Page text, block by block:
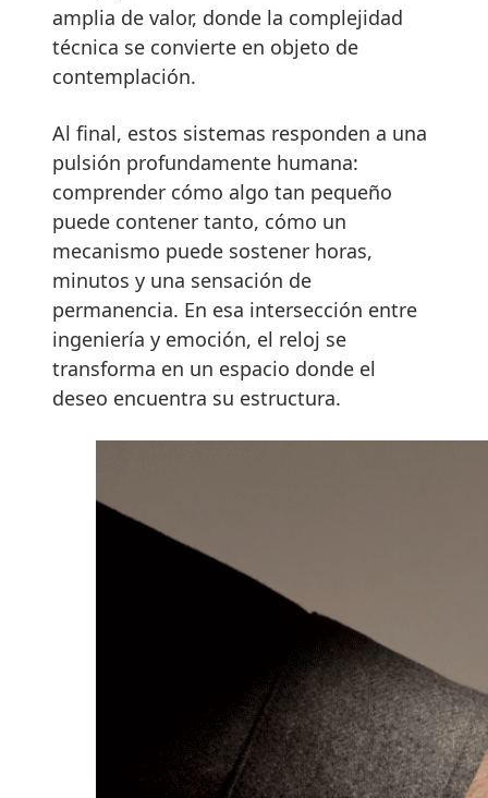
amplia de valor, donde la complejidad
técnica se convierte en objeto de
contemplación.
Al final, estos sistemas responden a una
pulsión profundamente humana:
comprender cómo algo tan pequeño
puede contener tanto, cómo un
mecanismo puede sostener horas,
minutos y una sensación de
permanencia. En esa intersección entre
ingeniería y emoción, el reloj se
transforma en un espacio donde el
deseo encuentra su estructura.